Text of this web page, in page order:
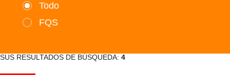
Todo
FQS
SUS RESULTADOS DE BÚSQUEDA: 4